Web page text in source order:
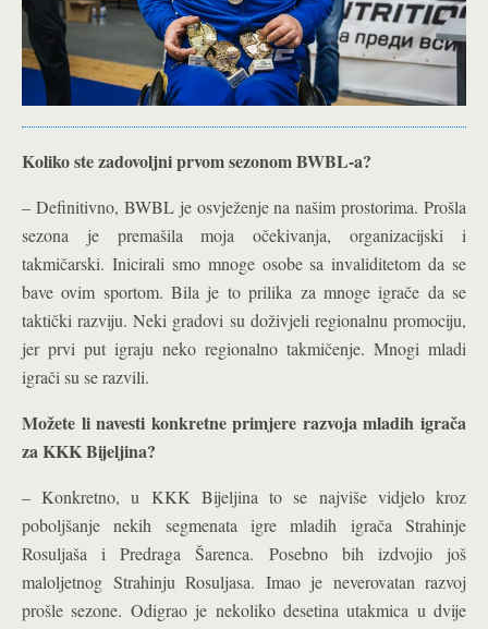
Koliko ste zadovoljni prvom sezonom BWBL-a?
– Definitivno, BWBL je osvježenje na našim prostorima. Prošla
sezona je premašila moja očekivanja, organizacijski i
takmičarski. Inicirali smo mnoge osobe sa invaliditetom da se
bave ovim sportom. Bila je to prilika za mnoge igrače da se
taktički razviju. Neki gradovi su doživjeli regionalnu promociju,
jer prvi put igraju neko regionalno takmičenje. Mnogi mladi
igrači su se razvili.
Možete li navesti konkretne primjere razvoja mladih igrača
za KKK Bijeljina?
– Konkretno, u KKK Bijeljina to se najviše vidjelo kroz
poboljšanje nekih segmenata igre mladih igrača Strahinje
Rosuljaša i Predraga Šarenca. Posebno bih izdvojio još
maloljetnog Strahinju Rosuljasa. Imao je neverovatan razvoj
prošle sezone. Odigrao je nekoliko desetina utakmica u dvije